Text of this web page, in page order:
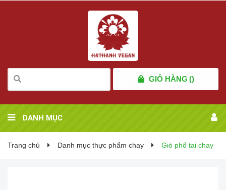
GIỎ HÀNG ()
DANH MỤC
Trang chủ Danh mục thực phẩm chay Giò phổ tai chay